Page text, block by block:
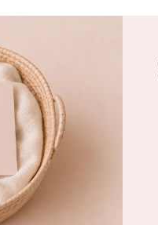
και αίσθημα ασφάλειας από
μωρού.